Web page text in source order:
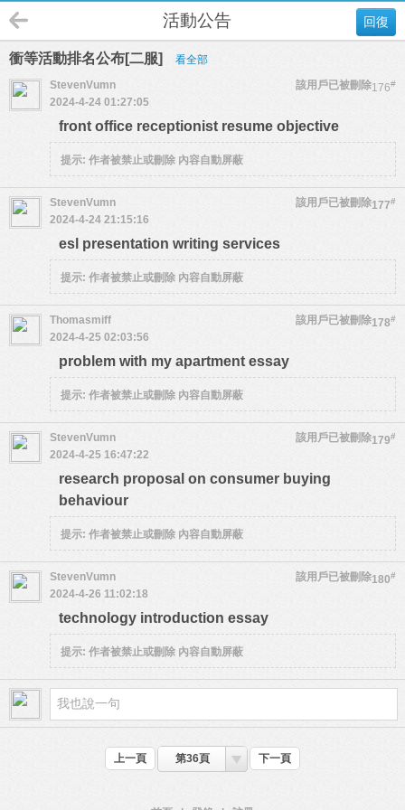
回復
活動公告
衝等活動排名公布[二服] 看全部
176#
StevenVumn
該用戶已被刪除
2024-4-24 01:27:05
front office receptionist resume objective
提示: 作者被禁止或刪除 內容自動屏蔽
177#
StevenVumn
該用戶已被刪除
2024-4-24 21:15:16
esl presentation writing services
提示: 作者被禁止或刪除 內容自動屏蔽
178#
Thomasmiff
該用戶已被刪除
2024-4-25 02:03:56
problem with my apartment essay
提示: 作者被禁止或刪除 內容自動屏蔽
179#
StevenVumn
該用戶已被刪除
2024-4-25 16:47:22
research proposal on consumer buying
behaviour
提示: 作者被禁止或刪除 內容自動屏蔽
180#
StevenVumn
該用戶已被刪除
2024-4-26 11:02:18
technology introduction essay
提示: 作者被禁止或刪除 內容自動屏蔽
上一頁 第36頁 下一頁